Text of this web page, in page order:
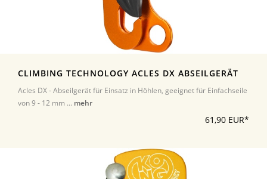
CLIMBING TECHNOLOGY ACLES DX ABSEILGERÄT
Acles DX - Abseilgerät für Einsatz in Höhlen, geeignet für Einfachseile
von 9 - 12 mm ... mehr
61,90 EUR*